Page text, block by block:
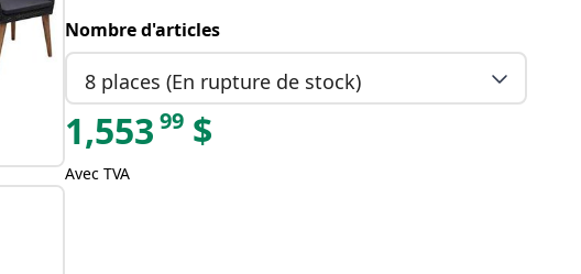
Nombre d'articles
8 places (En rupture de stock)
1,553 99 $
Avec TVA